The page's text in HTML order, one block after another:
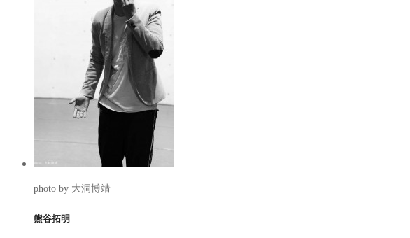
photo by 大洞博靖
熊谷拓明